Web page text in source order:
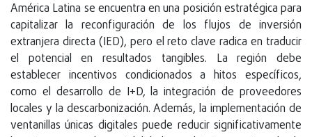
América Latina se encuentra en una posición estratégica para
capitalizar la reconfiguración de los flujos de inversión
extranjera directa (IED), pero el reto clave radica en traducir
el potencial en resultados tangibles. La región debe
establecer incentivos condicionados a hitos específicos,
como el desarrollo de I+D, la integración de proveedores
locales y la descarbonización. Además, la implementación de
ventanillas únicas digitales puede reducir significativamente